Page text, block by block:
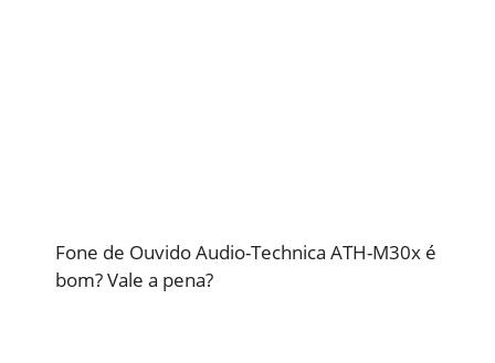
Fone de Ouvido Audio-Technica ATH-M30x é
bom? Vale a pena?